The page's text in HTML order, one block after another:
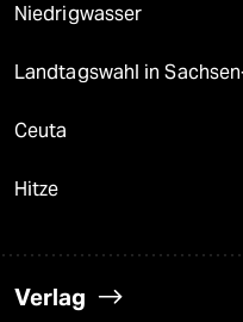
Niedrigwasser
Landtagswahl in
Ceuta
Hitze
Verlag